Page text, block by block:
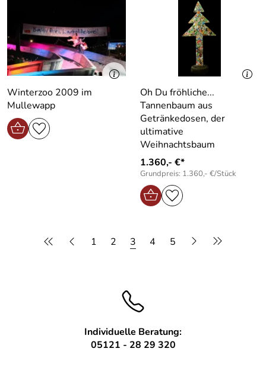
Winterzoo 2009 im
Mullewapp
Oh Du fröhliche...
Tannenbaum aus
Getränkedosen, der
ultimative
Weihnachtsbaum
1.360,- €*
Grundpreis: 1.360,- €/Stück
1 2 3 4 5
Individuelle Beratung:
05121 - 28 29 320